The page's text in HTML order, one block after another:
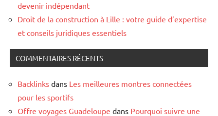
devenir indépendant
Droit de la construction à Lille : votre guide d’expertise
et conseils juridiques essentiels
COMMENTAIRES RÉCENTS
Backlinks dans Les meilleures montres connectées
pour les sportifs
Offre voyages Guadeloupe dans Pourquoi suivre une